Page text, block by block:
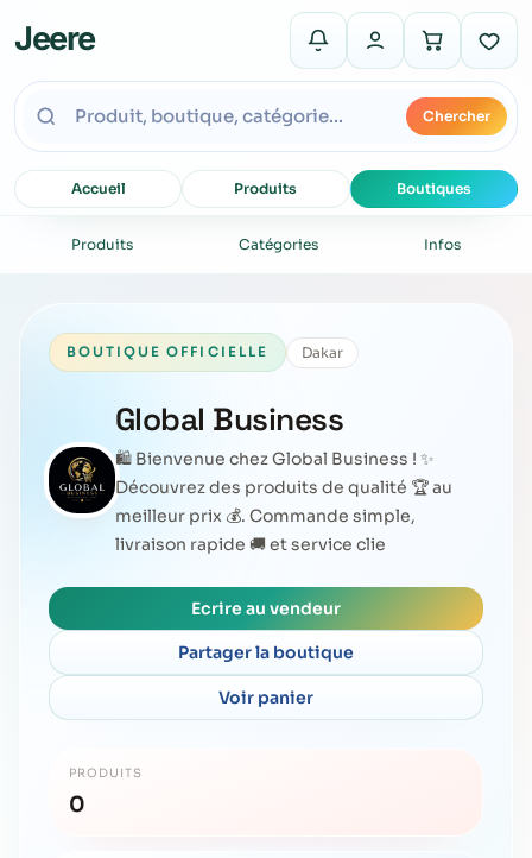
Jeere
Chercher
Accueil Produits Boutiques
Produits Catégories Infos
BOUTIQUE OFFICIELLE Dakar
Global Business
🛍️ Bienvenue chez Global Business ! ✨
Découvrez des produits de qualité 🏆 au
meilleur prix 💰. Commande simple,
livraison rapide 🚚 et service clie
Ecrire au vendeur
Partager la boutique
Voir panier
PRODUITS
0